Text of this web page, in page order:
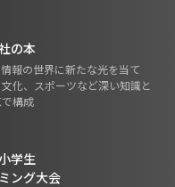
の本
報の世界に新たな光を当て
化、スポーツなど深い知識と
構成
学生
ング大会